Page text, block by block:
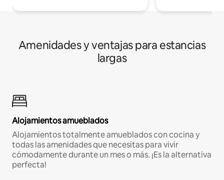
Amenidades y ventajas para estancias
largas
Alojamientos amueblados
Alojamientos totalmente amueblados con cocina y
todas las amenidades que necesitas para vivir
cómodamente durante un mes o más. ¡Es la alternativa
perfecta!